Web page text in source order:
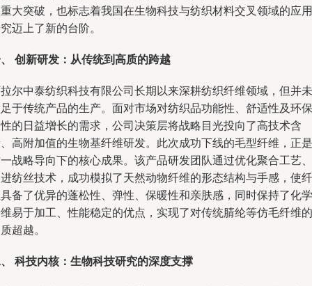
大突破，也标志着我国在生物科技与纺织材料交叉领域的应用
迈上了新的台阶。
创新研发：从传统到高质的跨越
尔中泰纺织科技有限公司长期以来深耕纺织纤维领域，但并未
于传统产品的生产。面对市场对纺织品功能性、舒适性及环保
的日益增长的需求，公司决策层将战略目光投向了高技术含
高附加值的生物基纤维研发。此次成功下线的毛型纤维，正是
战略导向下的核心成果。该产品研发团队通过优化聚合工艺、
纺丝技术，成功模拟了天然动物纤维的形态结构与手感，使纤
备了优异的蓬松性、弹性、保暖性和亲肤感，同时保持了化学
易于加工、性能稳定的优点，实现了对传统腈纶等仿毛纤维的
超越。
科技内核：生物科技研究的深度支撑